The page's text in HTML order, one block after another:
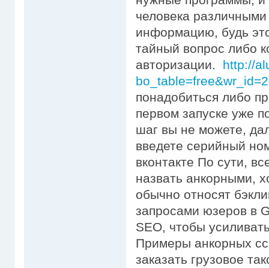
человека
информацию, будь
тайный вопрос либо
авторизации. http://
понадобиться либо
первом запуске уже
шаг вы не можете,
введете серийный
вконтакте По сути,
назвать анкорными,
обычно относят
запросами юзеров в
SEO, чтобы
Примеры анкорных
заказать грузовое